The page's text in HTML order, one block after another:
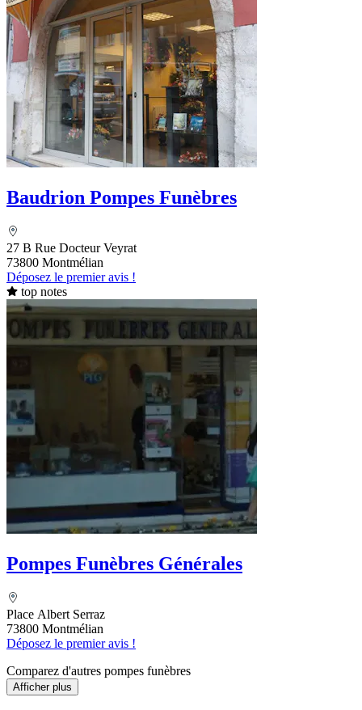
Baudrion Pompes Funèbres
27 B Rue Docteur Veyrat
73800 Montmélian
Déposez le premier avis !
top notes
Pompes Funèbres Générales
Place Albert Serraz
73800 Montmélian
Déposez le premier avis !
Comparez d'autres pompes funèbres
Afficher plus